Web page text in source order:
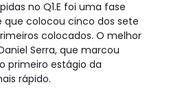
no Q1.E foi uma fase
colocou cinco dos sete
colocados. O melhor
Serra, que marcou
primeiro estágio da
rápido.